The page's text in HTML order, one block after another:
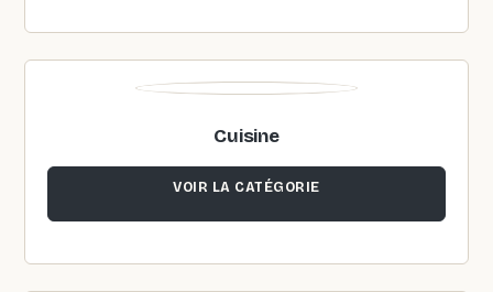
Cuisine
VOIR LA CATÉGORIE